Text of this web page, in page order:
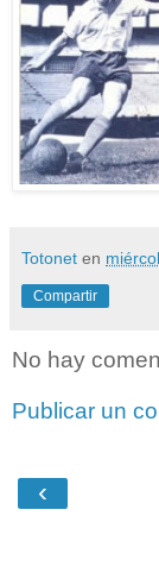
Totonet en
Compartir
No hay
Publicar un
‹